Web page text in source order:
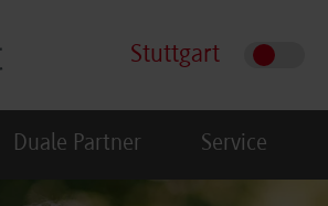
Stuttgart
Duale Partner Service